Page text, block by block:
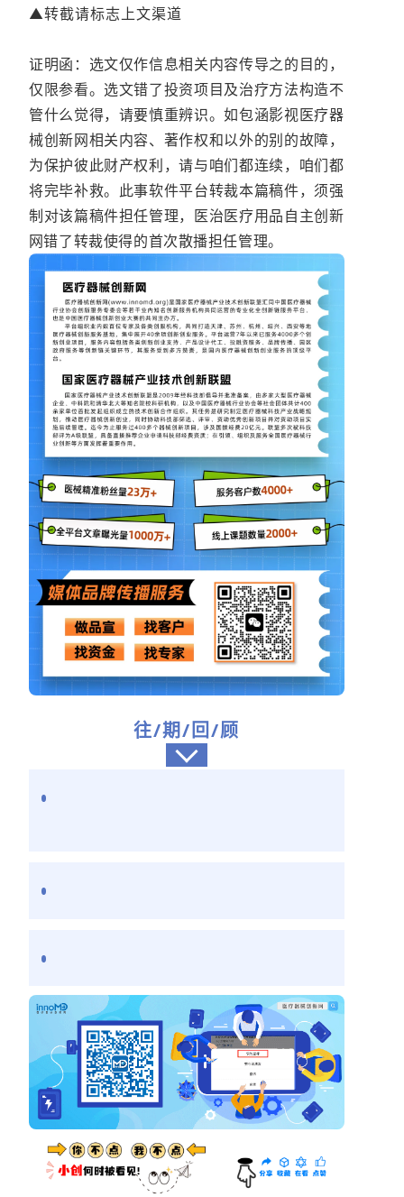
▲转截请标志上文渠道
证明函：选文仅作信息相关内容传导之的目的，
仅限参看。选文错了投资项目及治疗方法构造不
管什么觉得，请要慎重辨识。如包涵影视医疗器
械创新网相关内容、著作权和以外的别的故障，
为保护彼此财产权利，请与咱们都连续，咱们都
将完毕补救。此事软件平台转裁本篇稿件，须强
制对该篇稿件担任管理，医治医疗用品自主创新
网错了转裁使得的首次散播担任管理。
往/期/回/顾